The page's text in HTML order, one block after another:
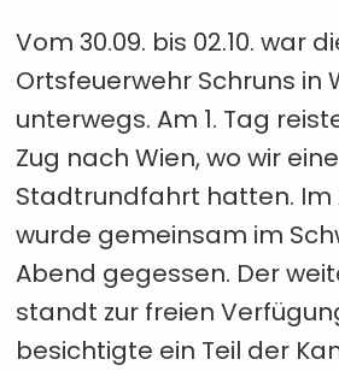
Vom 30.09. bis 02.10. war
Ortsfeuerwehr Schruns in
unterwegs. Am 1. Tag
Zug nach Wien, wo wir eine
Stadtrundfahrt hatten. Im
wurde gemeinsam im
Abend gegessen. Der
standt zur freien
besichtigte ein Teil der